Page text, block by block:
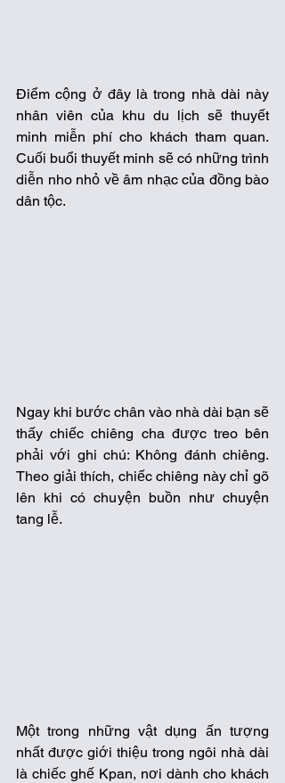
Điểm cộng ở đây là trong nhà dài này
nhân viên của khu du lịch sẽ thuyết
minh miễn phí cho khách tham quan.
Cuối buổi thuyết minh sẽ có những trình
diễn nho nhỏ về âm nhạc của đồng bào
dân tộc.
Ngay khi bước chân vào nhà dài bạn sẽ
thấy chiếc chiêng cha được treo bên
phải với ghi chú: Không đánh chiêng.
Theo giải thích, chiếc chiêng này chỉ gõ
lên khi có chuyện buồn như chuyện
tang lễ.
Một trong những vật dụng ấn tượng
nhất được giới thiệu trong ngôi nhà dài
là chiếc ghế Kpan, nơi dành cho khách